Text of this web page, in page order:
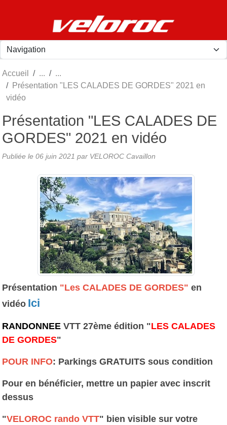
Accueil
Présentation "LES CALADES DE GORDES" 2021 en
vidéo
Présentation "LES CALADES DE
GORDES" 2021 en vidéo
Publiée le 06 juin 2021 par VELOROC Cavaillon
Présentation "Les CALADES DE GORDES" en
vidéo Ici
RANDONNEE VTT 27ème édition "LES CALADES
DE GORDES"
POUR INFO: Parkings GRATUITS sous condition
Pour en bénéficier, mettre un papier avec inscrit
dessus
"VELOROC rando VTT" bien visible sur votre